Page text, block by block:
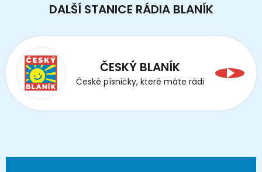
DALŠÍ STANICE RÁDIA BLANÍK
ČESKÝ BLANÍK
České písničky, které máte rádi